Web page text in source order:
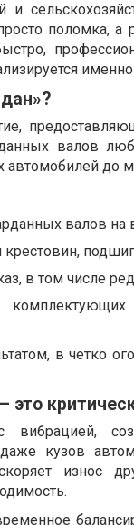
и
поломка, а
валов
автомобилей
валов
крестовин,
в том числе
в четко
это
кузов
износ